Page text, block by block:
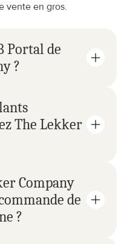
vente en gros.
Portal de
?
The Lekker
Company
de
?